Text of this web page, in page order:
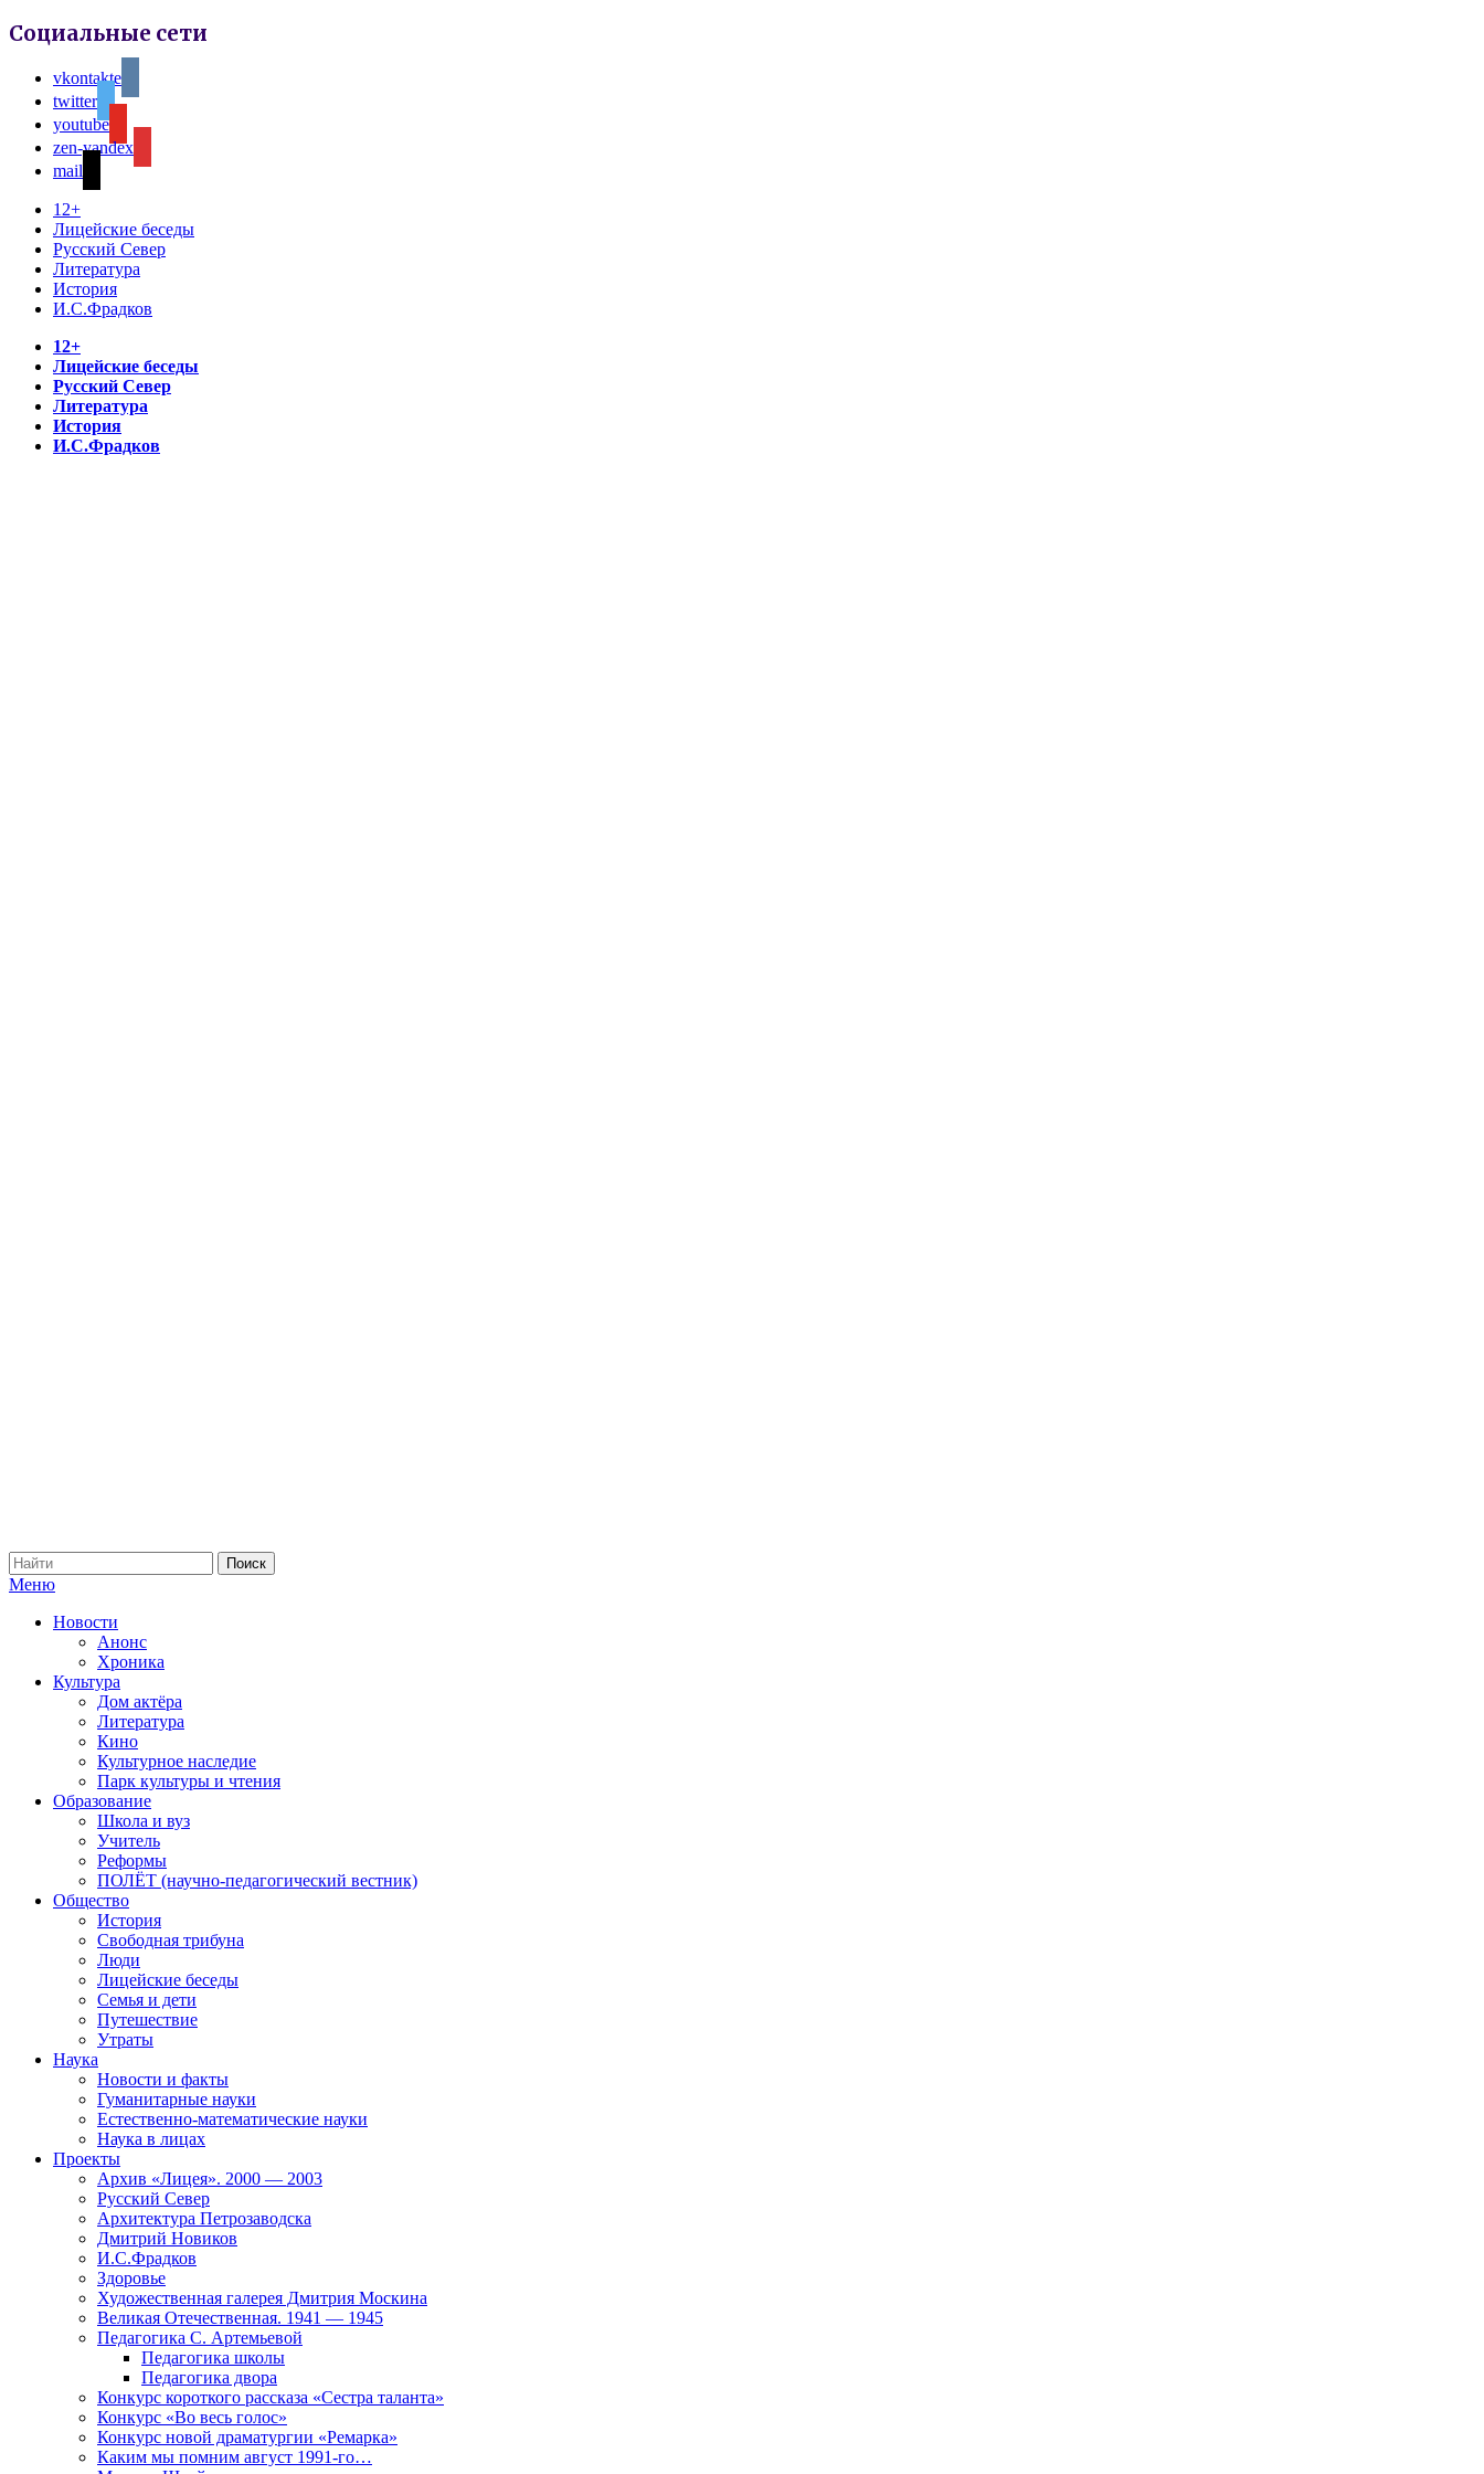
Социальные сети
vkontakte
twitter
youtube
zen-yandex
mail
12+
Лицейские беседы
Русский Север
Литература
История
И.С.Фрадков
12+
Лицейские беседы
Русский Север
Литература
История
И.С.Фрадков
Меню
Новости
Анонс
Хроника
Культура
Дом актёра
Литература
Кино
Культурное наследие
Парк культуры и чтения
Образование
Школа и вуз
Учитель
Реформы
ПОЛЁТ (научно-педагогический вестник)
Общество
История
Свободная трибуна
Люди
Лицейские беседы
Семья и дети
Путешествие
Утраты
Наука
Новости и факты
Гуманитарные науки
Естественно-математические науки
Наука в лицах
Проекты
Архив «Лицея». 2000 — 2003
Русский Север
Архитектура Петрозаводска
Дмитрий Новиков
И.С.Фрадков
Здоровье
Художественная галерея Дмитрия Москина
Великая Отечественная. 1941 — 1945
Педагогика С. Артемьевой
Педагогика школы
Педагогика двора
Конкурс короткого рассказа «Сестра таланта»
Конкурс «Во весь голос»
Конкурс новой драматургии «Ремарка»
Каким мы помним август 1991-го…